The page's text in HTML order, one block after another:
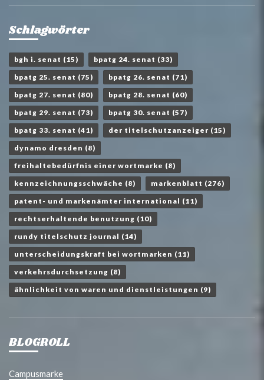
Schlagwörter
bgh i. senat (15) bpatg 24. senat (33)
bpatg 25. senat (75) bpatg 26. senat (71)
bpatg 27. senat (80) bpatg 28. senat (60)
bpatg 29. senat (73) bpatg 30. senat (57)
bpatg 33. senat (41) der titelschutzanzeiger (15)
dynamo dresden (8)
freihaltebedürfnis einer wortmarke (8)
kennzeichnungsschwäche (8) markenblatt (276)
patent- und markenämter international (11)
rechtserhaltende benutzung (10)
rundy titelschutz journal (14)
unterscheidungskraft bei wortmarken (11)
verkehrsdurchsetzung (8)
ähnlichkeit von waren und dienstleistungen (9)
BLOGROLL
Campusmarke